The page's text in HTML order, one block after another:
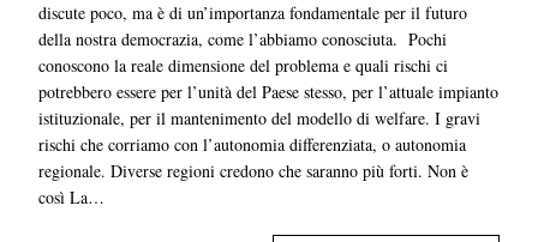
discute poco, ma è di un’importanza fondamentale per il futuro
della nostra democrazia, come l’abbiamo conosciuta. Pochi
conoscono la reale dimensione del problema e quali rischi ci
potrebbero essere per l’unità del Paese stesso, per l’attuale impianto
istituzionale, per il mantenimento del modello di welfare. I gravi
rischi che corriamo con l’autonomia differenziata, o autonomia
regionale. Diverse regioni credono che saranno più forti. Non è
così La…